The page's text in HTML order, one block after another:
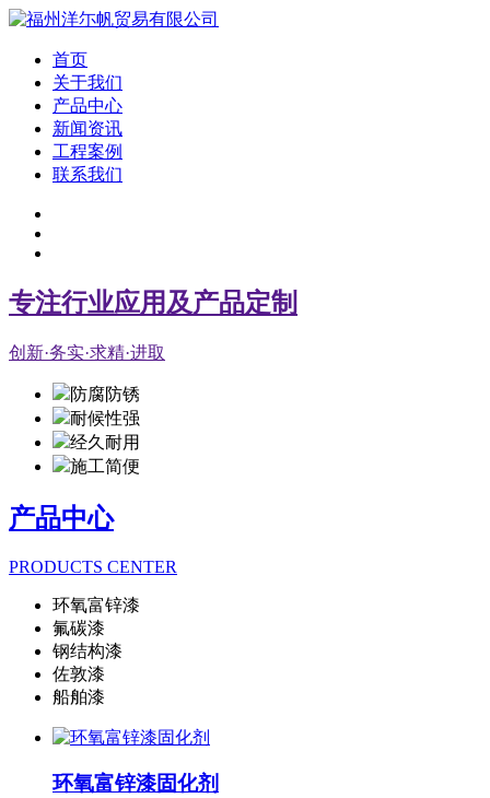
首页
关于我们
产品中心
新闻资讯
工程案例
联系我们
专注行业应用及产品定制
创新·务实·求精·进取
防腐防锈
耐候性强
经久耐用
施工简便
产品中心
PRODUCTS CENTER
环氧富锌漆
氟碳漆
钢结构漆
佐敦漆
船舶漆
环氧富锌漆固化剂